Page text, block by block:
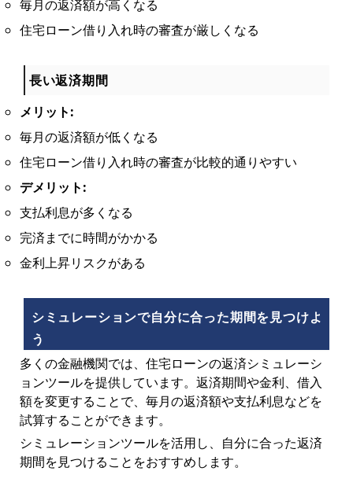
毎月の返済額が高くなる
住宅ローン借り入れ時の審査が厳しくなる
長い返済期間
メリット:
毎月の返済額が低くなる
住宅ローン借り入れ時の審査が比較的通りやすい
デメリット:
支払利息が多くなる
完済までに時間がかかる
金利上昇リスクがある
シミュレーションで自分に合った期間を見つけよ
う
多くの金融機関では、住宅ローンの返済シミュレーシ
ョンツールを提供しています。返済期間や金利、借入
額を変更することで、毎月の返済額や支払利息などを
試算することができます。
シミュレーションツールを活用し、自分に合った返済
期間を見つけることをおすすめします。